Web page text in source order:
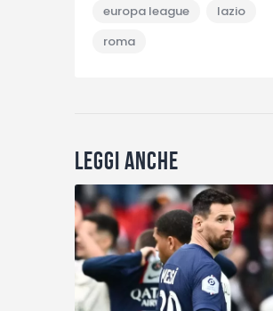
europa league
lazio
roma
Leggi anche